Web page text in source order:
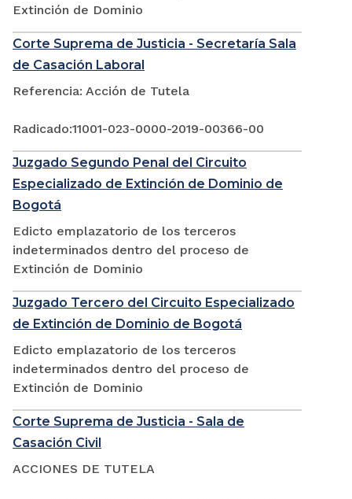
Extinción de Dominio
Corte Suprema de Justicia - Secretaría Sala
de Casación Laboral
Referencia: Acción de Tutela
Radicado:11001-023-0000-2019-00366-00
Juzgado Segundo Penal del Circuito
Especializado de Extinción de Dominio de
Bogotá
Edicto emplazatorio de los terceros
indeterminados dentro del proceso de
Extinción de Dominio
Juzgado Tercero del Circuito Especializado
de Extinción de Dominio de Bogotá
Edicto emplazatorio de los terceros
indeterminados dentro del proceso de
Extinción de Dominio
Corte Suprema de Justicia - Sala de
Casación Civil
ACCIONES DE TUTELA